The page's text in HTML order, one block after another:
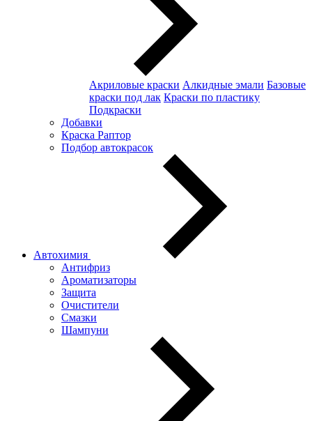
Акриловые краски Алкидные эмали Базовые
краски под лак Краски по пластику
Подкраски
Добавки
Краска Раптор
Подбор автокрасок
Автохимия
Антифриз
Ароматизаторы
Защита
Очистители
Смазки
Шампуни